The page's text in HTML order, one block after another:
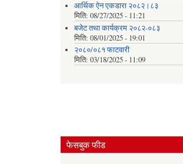
आर्थिक ऐन एकडारा २०८२।८३
मिति: 08/27/2025 - 11:21
बजेट तथा कार्यक्रम २०८२-०८३
मिति: 08/01/2025 - 19:01
२०८०/०८१ फाटवारी
मिति: 03/18/2025 - 11:09
फेसबुक फीड